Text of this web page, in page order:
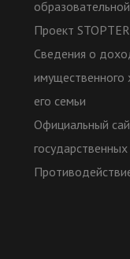
Проект
Сведения о
имущественного
его семьи
Официальный